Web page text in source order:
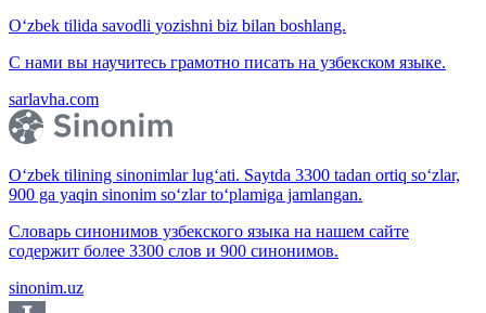
O‘zbek tilida savodli yozishni biz bilan boshlang.
С нами вы научитесь грамотно писать на узбекском языке.
sarlavha.com
O‘zbek tilining sinonimlar lug‘ati. Saytda 3300 tadan ortiq so‘zlar,
900 ga yaqin sinonim so‘zlar to‘plamiga jamlangan.
Словарь синонимов узбекского языка на нашем сайте
содержит более 3300 слов и 900 синонимов.
sinonim.uz